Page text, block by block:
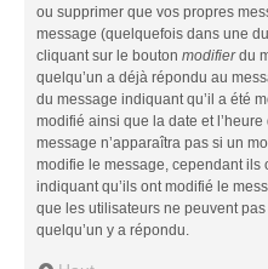
ou supprimer que vos propres
message (quelquefois dans une
cliquant sur le bouton modifierdu
quelqu’un a déjà répondu au
du message indiquant qu’il a été
modifié ainsi que la date et
message n’apparaîtra pas si un
modifie le message, cependant ils
indiquant qu’ils ont modifié le
que les utilisateurs ne peuvent
quelqu’un y a répondu.